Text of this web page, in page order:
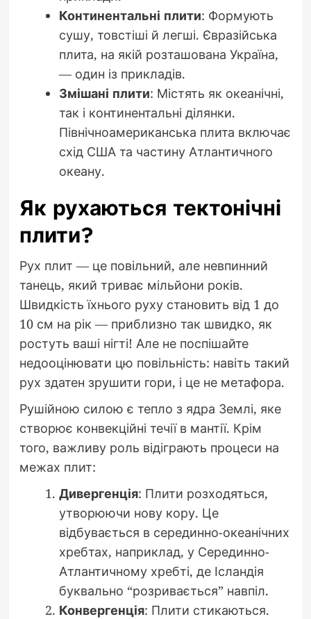
Континентальні плити: Формують
сушу, товстіші й легші. Євразійська
плита, на якій розташована Україна,
— один із прикладів.
Змішані плити: Містять як океанічні,
так і континентальні ділянки.
Північноамериканська плита включає
схід США та частину Атлантичного
океану.
Як рухаються тектонічні
плити?
Рух плит — це повільний, але невпинний
танець, який триває мільйони років.
Швидкість їхнього руху становить від 1 до
10 см на рік — приблизно так швидко, як
ростуть ваші нігті! Але не поспішайте
недооцінювати цю повільність: навіть такий
рух здатен зрушити гори, і це не метафора.
Рушійною силою є тепло з ядра Землі, яке
створює конвекційні течії в мантії. Крім
того, важливу роль відіграють процеси на
межах плит:
Дивергенція: Плити розходяться,
утворюючи нову кору. Це
відбувається в серединно-океанічних
хребтах, наприклад, у Серединно-
Атлантичному хребті, де Ісландія
буквально “розривається” навпіл.
Конвергенція: Плити стикаються.